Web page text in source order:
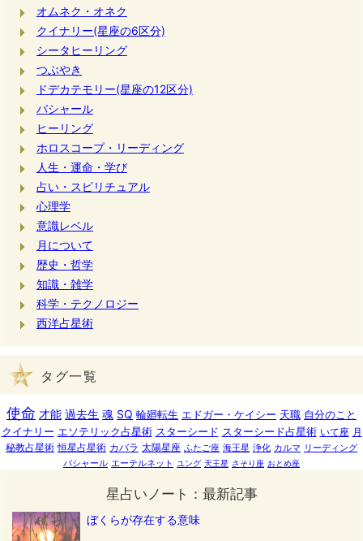
オムネク・オネク
クイナリー(星座の6区分)
シータヒーリング
つぶやき
ドデカテモリー(星座の12区分)
バシャール
ヒーリング
ホロスコープ・リーディング
人生・運命・学び
占い・スピリチュアル
心理学
意識レベル
月について
歴史・哲学
知識・雑学
科学・テクノロジー
西洋占星術
タグ一覧
使命 才能 過去生 魂 SQ 輪廻転生 エドガー・ケイシー 天職 自分のこと
クイナリー エソテリック占星術 スターシード スターシード占星術 いて座 月
秘教占星術 恒星占星術 カバラ 太陽星座 ふたご座 海王星 浄化 カルマ リーディング
バシャール エーテルネット ユング 天王星 さそり座 おとめ座
星占いノート：最新記事
ぼくらが存在する意味